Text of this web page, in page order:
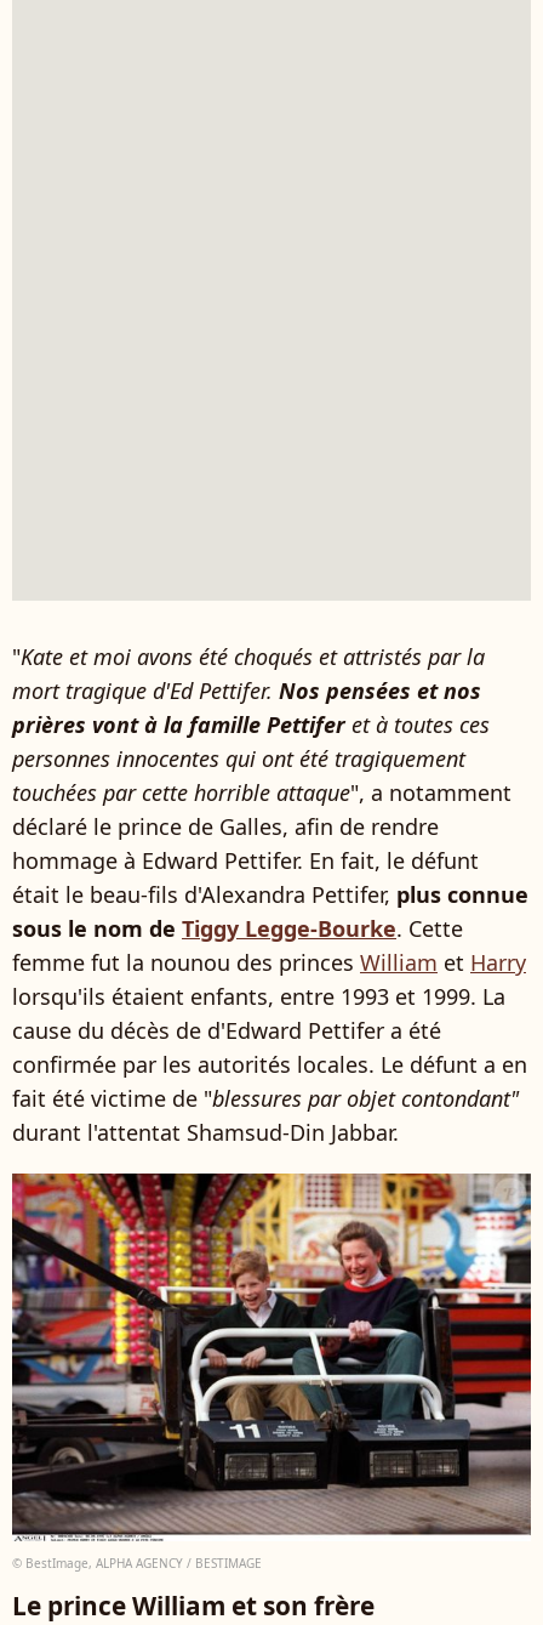
"Kate et moi avons été choqués et attristés par la
mort tragique d'Ed Pettifer. Nos pensées et nos
prières vont à la famille Pettiferet à toutes ces
personnes innocentes qui ont été tragiquement
touchées par cette horrible attaque", a notamment
déclaré le prince de Galles, afin de rendre
hommage à Edward Pettifer. En fait, le défunt
était le beau-fils d'Alexandra Pettifer, plus connue
sous le nom de Tiggy Legge-Bourke. Cette
femme fut la nounou des princes William et Harry
lorsqu'ils étaient enfants, entre 1993 et 1999. La
cause du décès de d'Edward Pettifer a été
confirmée par les autorités locales. Le défunt a en
fait été victime de "blessures par objet contondant"
durant l'attentat Shamsud-Din Jabbar.
© BestImage, ALPHA AGENCY / BESTIMAGE
Le prince William et son frère